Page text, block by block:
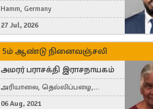
Hamm, Germany
27 Jul, 2026
5ம் ஆண்டு நினைவஞ்சலி
அமரர் பராசக்தி இராசநாயகம்
அரியாலை, தெல்லிப்பழை,
Montreal, Canada
06 Aug, 2021